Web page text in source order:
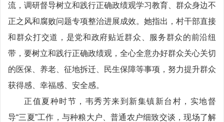
流，调研督导树立和践行正确政绩观学习教育、群众身边不
正之风和腐败问题专项整治进展成效。她指出，村干部直接
和群众打交道，是党和政府贴近群众、服务群众的前沿纽
带，要树立和践行正确政绩观，全心全意办好群众关心关切
的医保、养老、征地拆迁、民生保障等事项，努力提升群众
获得感、幸福感、安全感。
正值夏种时节，韦秀芳来到新集镇新台村，实地督
导“三夏”工作，与种粮大户、普通农户细致交谈，现场了解